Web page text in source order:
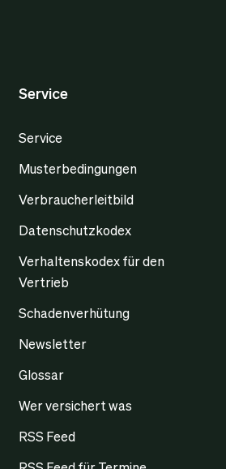
Service
Service
Musterbedingungen
Verbraucherleitbild
Datenschutzkodex
Verhaltenskodex für den
Vertrieb
Schadenverhütung
Newsletter
Glossar
Wer versichert was
RSS Feed